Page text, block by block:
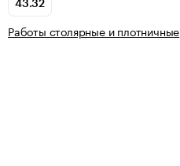
43.32
Работы столярные и плотничные